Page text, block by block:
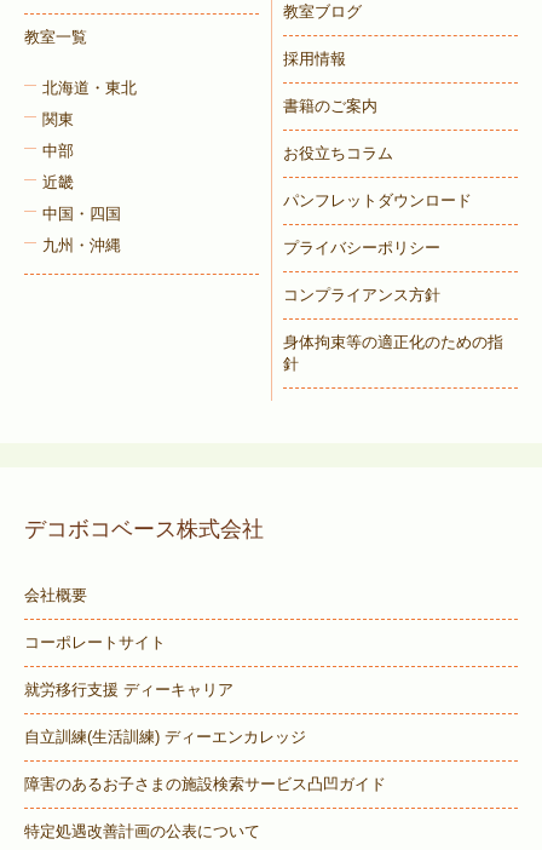
教室一覧
北海道・東北
関東
中部
近畿
中国・四国
九州・沖縄
教室ブログ
採用情報
書籍のご案内
お役立ちコラム
パンフレットダウンロード
プライバシーポリシー
コンプライアンス方針
身体拘束等の適正化のための指
針
デコボコベース株式会社
会社概要
コーポレートサイト
就労移行支援 ディーキャリア
自立訓練(生活訓練) ディーエンカレッジ
障害のあるお子さまの施設検索サービス凸凹ガイド
特定処遇改善計画の公表について